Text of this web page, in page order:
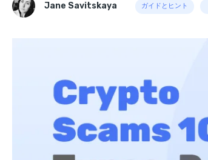
Jane Savitskaya ガイドとヒント